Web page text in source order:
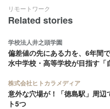
リモートワーク
Related stories
学校法人井之頭学園
偏差値の先にある力を、6年間
水中学校・高等学校が目指す「
株式会社ヒトカラメディア
意外な穴場が！「徳島駅」周辺
ト5つ